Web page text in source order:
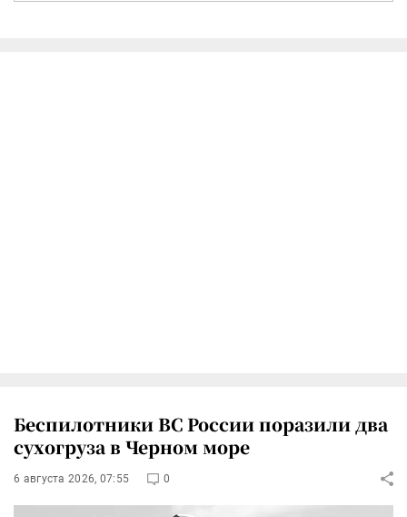
Беспилотники ВС России поразили два
сухогруза в Черном море
6 августа 2026, 07:55 0